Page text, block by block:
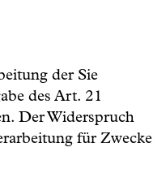
der Sie
des Art. 21
Der Widerspruch
für Zwecke